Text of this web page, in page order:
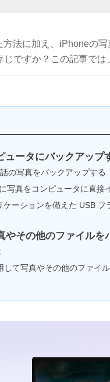
法に加え、iPhoneの
ですか？この記事では
ュータにバックアップ
の写真をバックアップする
写真をコンピュータに直接
ーションを備えた USB
やその他のファイル
して写真やその他のファイ